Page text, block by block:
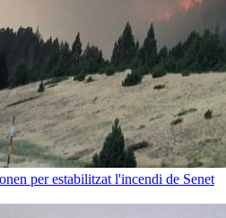
per estabilitzat l'incendi de Senet